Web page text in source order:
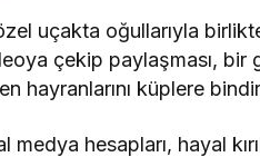
uçakta oğullarıyla
çekip paylaşması,
hayranlarını küplere
medya hesapları, hayal